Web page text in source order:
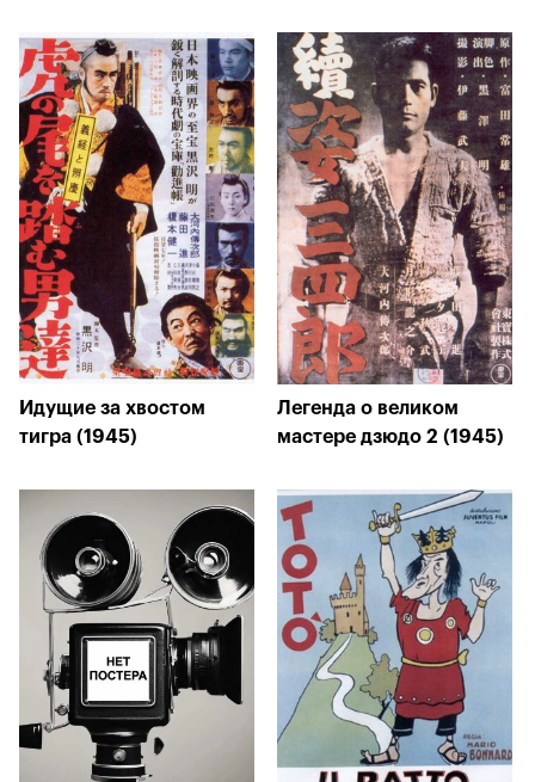
Идущие за хвостом
тигра (1945)
Легенда о великом
мастере дзюдо 2 (1945)